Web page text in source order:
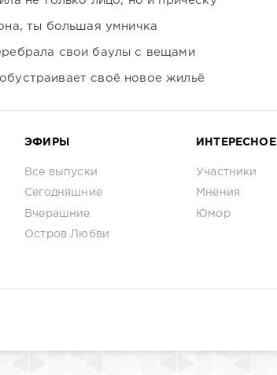
ты большая умничка
свои баулы с вещами
своё новое жильё
ЭФИРЫ
Все выпуски
Сегодняшние
Вчерашние
Остров Любви
ИНТЕРЕСНОЕ
Участники
Мнения
Юмор